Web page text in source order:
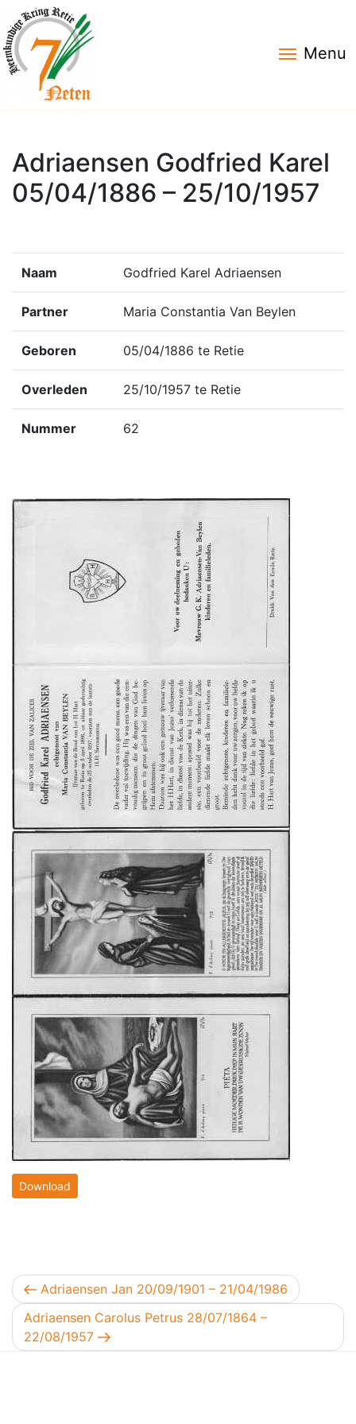
Menu
Adriaensen Godfried Karel
05/04/1886 – 25/10/1957
Naam Godfried Karel Adriaensen
Partner Maria Constantia Van Beylen
Geboren 05/04/1886 te Retie
Overleden 25/10/1957 te Retie
Nummer 62
Download
Berichtnavigatie
Vorig bericht
Adriaensen Jan 20/09/1901 – 21/04/1986
Volgend bericht
Adriaensen Carolus Petrus 28/07/1864 –
22/08/1957